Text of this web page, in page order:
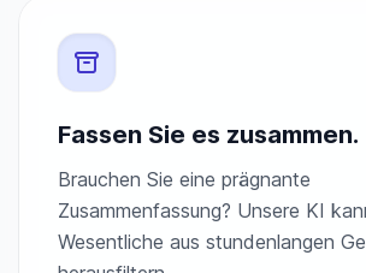
Fassen Sie es zusammen.
Brauchen Sie eine prägnante
Zusammenfassung? Unsere KI
Wesentliche aus stundenlangen